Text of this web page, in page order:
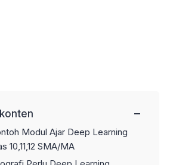
−
Modul Ajar Deep Learning
10,11,12 SMA/MA